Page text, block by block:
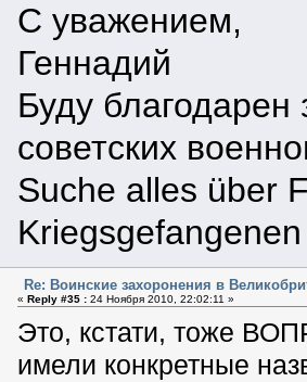
С уважением,
Геннадий
Буду
советских
Suche alles über
Kriegsgefangenen
Re: Воинские захоронения в
« Reply #35 :24 Ноября 2010, 22:02:11 »
Это, кстати, тоже
имели конкретные